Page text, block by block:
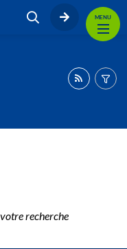
MENU
recherche